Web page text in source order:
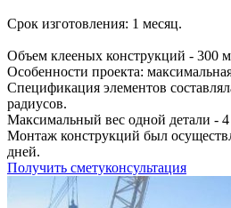
Срок изготовления: 1 месяц.
Объем клееных конструкций - 300
Особенности проекта:
Спецификация элементов
радиусов.
Максимальный вес одной детали -
Монтаж конструкций был
дней.
Получить сметуконсультация